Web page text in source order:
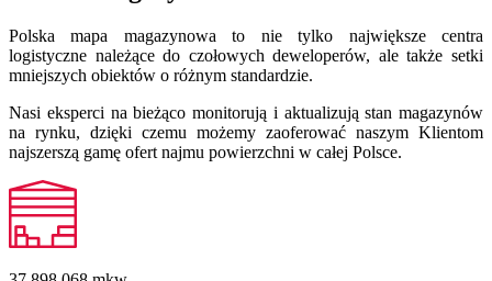
Polska mapa magazynowa to nie tylko największe centra
logistyczne należące do czołowych deweloperów, ale także setki
mniejszych obiektów o różnym standardzie.
Nasi eksperci na bieżąco monitorują i aktualizują stan magazynów
na rynku, dzięki czemu możemy zaoferować naszym Klientom
najszerszą gamę ofert najmu powierzchni w całej Polsce.